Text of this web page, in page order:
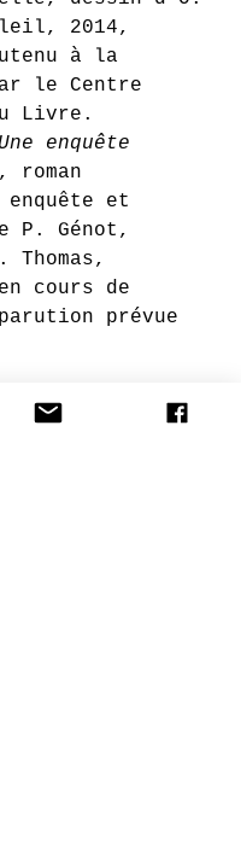
2014,
à la
le Centre
Livre.
enquête
, roman
enquête et
P. Génot,
Thomas,
cours de
prévue
la Provence .